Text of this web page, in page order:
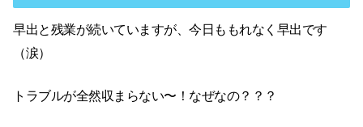
早出と残業が続いていますが、今日ももれなく早出です
（涙）
トラブルが全然収まらない〜！なぜなの？？？